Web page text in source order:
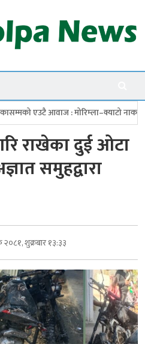
नाका तत्काल खोल चारबुँदे
राखेका दुई ओटा
समुहद्वारा
२०८१, शुक्रबार १३:३३